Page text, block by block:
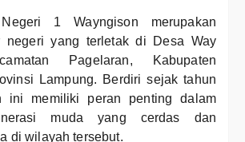
1 Wayngison merupakan
negeri yang terletak di Desa Way
Pagelaran, Kabupaten
Lampung. Berdiri sejak tahun
ini memiliki peran penting dalam
muda yang cerdas dan
di wilayah tersebut.